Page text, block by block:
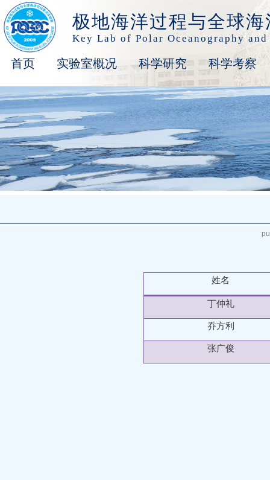
极地海洋过程与全球
Key Lab of Polar Oceanography
首页 实验室概况 科学研究 科学考察
姓名
丁仲礼
乔方利
张广俊